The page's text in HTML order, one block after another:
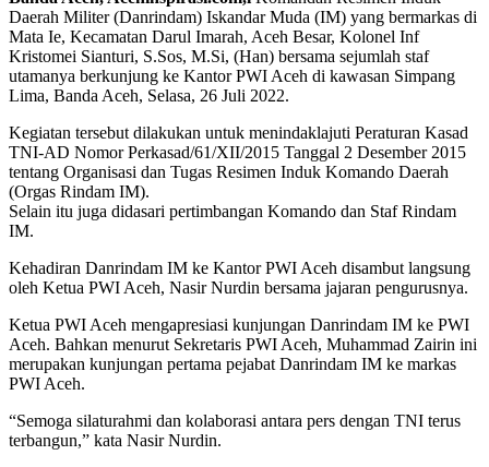
Daerah Militer (Danrindam) Iskandar Muda (IM) yang bermarkas di
Mata Ie, Kecamatan Darul Imarah, Aceh Besar, Kolonel Inf
Kristomei Sianturi, S.Sos, M.Si, (Han) bersama sejumlah staf
utamanya berkunjung ke Kantor PWI Aceh di kawasan Simpang
Lima, Banda Aceh, Selasa, 26 Juli 2022.
Kegiatan tersebut dilakukan untuk menindaklajuti Peraturan Kasad
TNI-AD Nomor Perkasad/61/XII/2015 Tanggal 2 Desember 2015
tentang Organisasi dan Tugas Resimen Induk Komando Daerah
(Orgas Rindam IM).
Selain itu juga didasari pertimbangan Komando dan Staf Rindam
IM.
Kehadiran Danrindam IM ke Kantor PWI Aceh disambut langsung
oleh Ketua PWI Aceh, Nasir Nurdin bersama jajaran pengurusnya.
Ketua PWI Aceh mengapresiasi kunjungan Danrindam IM ke PWI
Aceh. Bahkan menurut Sekretaris PWI Aceh, Muhammad Zairin ini
merupakan kunjungan pertama pejabat Danrindam IM ke markas
PWI Aceh.
“Semoga silaturahmi dan kolaborasi antara pers dengan TNI terus
terbangun,” kata Nasir Nurdin.